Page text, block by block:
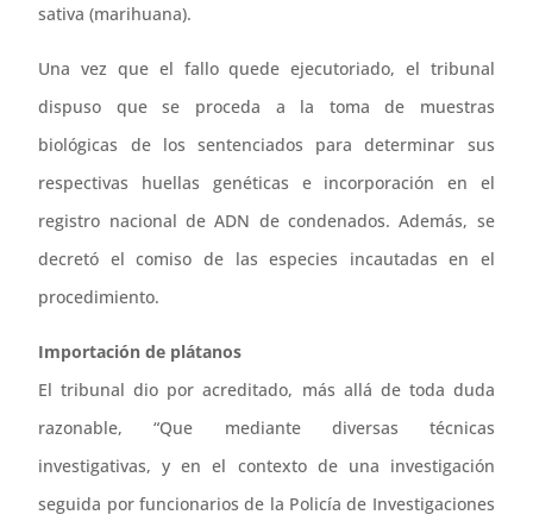
sativa (marihuana).
Una vez que el fallo quede ejecutoriado, el tribunal
dispuso que se proceda a la toma de muestras
biológicas de los sentenciados para determinar sus
respectivas huellas genéticas e incorporación en el
registro nacional de ADN de condenados. Además, se
decretó el comiso de las especies incautadas en el
procedimiento.
Importación de plátanos
El tribunal dio por acreditado, más allá de toda duda
razonable, “Que mediante diversas técnicas
investigativas, y en el contexto de una investigación
seguida por funcionarios de la Policía de Investigaciones